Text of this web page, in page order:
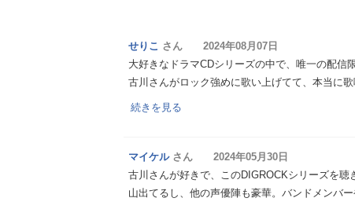
せりこ さん 2024年08月07日
大好きなドラマCDシリーズの中で、唯一の配信
古川さんがロック強めに歌い上げてて、本当に
続きを見る
マイケルさん 2024年05月30日
古川さんが好きで、このDIGROCKシリーズを
山出てるし、他の声優陣も豪華。バンドメンバ